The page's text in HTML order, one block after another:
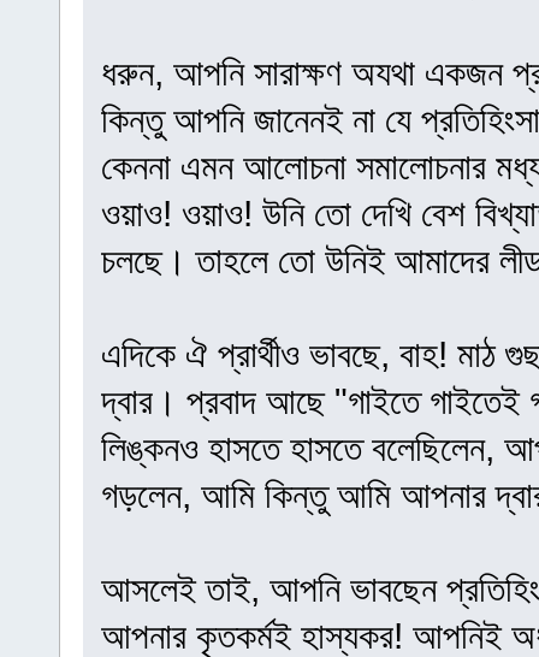
ধরুন, আপনি সারাক্ষণ অযথা একজন
কিন্তু আপনি জানেনই না যে
কেননা এমন আলোচনা সমালোচনার
ওয়াও! ওয়াও! উনি তো দেখি বেশ
চলছে। তাহলে তো উনিই আমাদের
এদিকে ঐ প্রার্থীও ভাবছে, বাহ! মাঠ
দ্বার। প্রবাদ আছে "গাইতে গাইতেই
লিঙ্কনও হাসতে হাসতে বলেছিলেন,
গড়লেন, আমি কিন্তু আমি আপনার
আসলেই তাই, আপনি ভাবছেন
আপনার কৃতকর্মই হাস্যকর! আপনিই